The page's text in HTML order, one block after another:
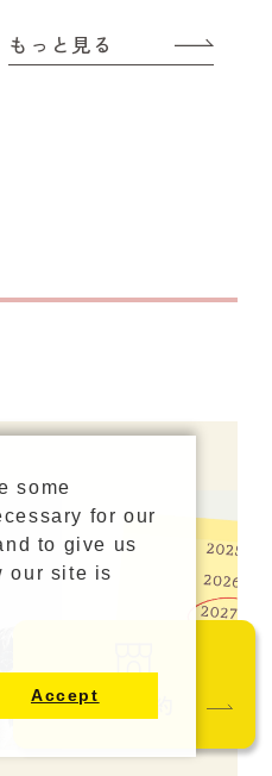
ご来店予約
もっと見る
some
for our
to give us
our site is
Accept